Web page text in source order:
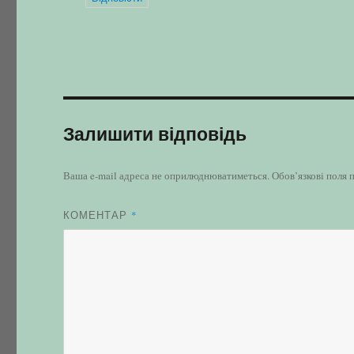
Залишити відповідь
Ваша e-mail адреса не оприлюднюватиметься. Обов’язкові поля
КОМЕНТАР *